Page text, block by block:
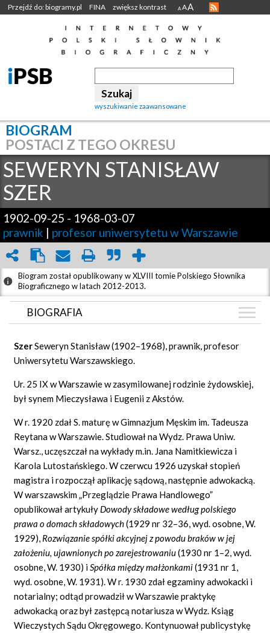
Przejdź do: biogramy.pl FINA zwiększ kontrast A AA
wyszukiwanie zaawansowane
BIOGRAM
POSTACI Z TEGO OKRESU
SEWERYN STANISŁAW
SZER
1902-09-25 - 1968-03-07
prawnik | profesor uniwersytetu w Warszawie
Biogram został opublikowany w XLVIII tomie Polskiego Słownika
Biograficznego w latach 2012-2013.
BIOGRAFIA
GRAF POWIĄZAŃ
DYSKUSJA
Mapa
SzerSeweryn Stanisław (1902–1968), prawnik, profesor
Uniwersytetu Warszawskiego.
Ur. 25 IX w Warszawie w zasymilowanej rodzinie żydowskiej,
był synem Mieczysława i Eugenii z Akstów.
W r. 1920 zdał S. maturę w Gimnazjum Męskim im. Tadeusza
Reytana w Warszawie. Studiował na Wydz. Prawa Uniw.
Warsz., uczęszczał na wykłady m.in. Jana Namitkiewicza i
Karola Lutostańskiego. W czerwcu 1926 uzyskał stopień
magistra i rozpoczął aplikację sądową, następnie adwokacką.
W warszawskim „Przeglądzie Prawa Handlowego”
opublikował artykuły Dowody składowe według polskiego
prawa o domach składowych(1929 nr 32–36, wyd. osobne, W.
1929), Rozwiązanie spółki akcyjnej z powodu braków w jej
założeniu, ujawnionych po zarejestrowaniu(1930 nr 1–2, wyd.
osobne, W. 1930) iSpółka między małżonkami(1931 nr 1,
wyd. osobne, W. 1931). W r. 1930 zdał egzaminy adwokacki i
notarialny; odtąd prowadził w Warszawie praktykę
adwokacką oraz był zastępcą notariusza w Wydz. Ksiąg
Wieczystych Sądu Okręgowego. Kontynuował publicystykę